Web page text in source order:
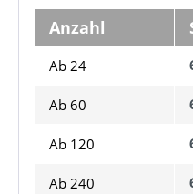
Anzahl
Ab 24
Ab 60
Ab 120
Ab 240